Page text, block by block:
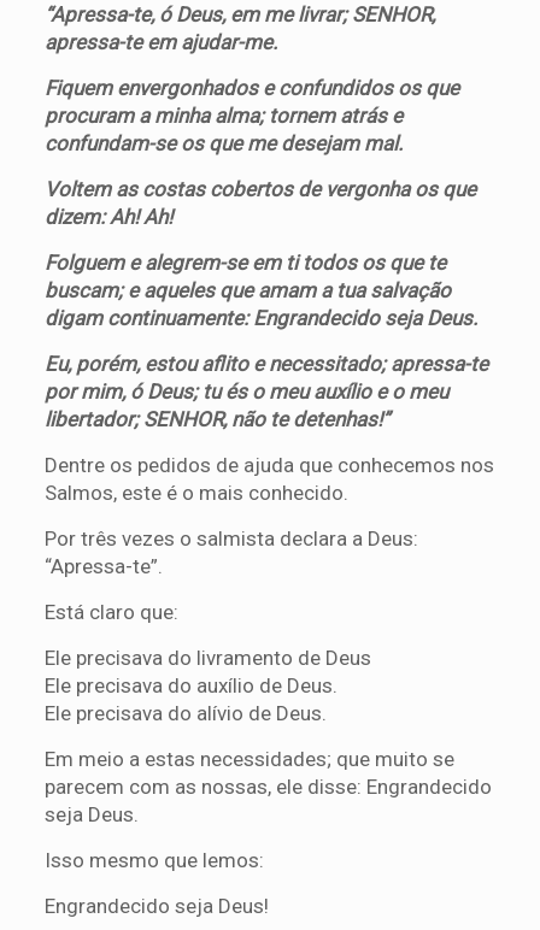
“Apressa-te, ó Deus, em me livrar; SENHOR,
apressa-te em ajudar-me.
Fiquem envergonhados e confundidos os que
procuram a minha alma; tornem atrás e
confundam-se os que me desejam mal.
Voltem as costas cobertos de vergonha os que
dizem: Ah! Ah!
Folguem e alegrem-se em ti todos os que te
buscam; e aqueles que amam a tua salvação
digam continuamente: Engrandecido seja Deus.
Eu, porém, estou aflito e necessitado; apressa-te
por mim, ó Deus; tu és o meu auxílio e o meu
libertador; SENHOR, não te detenhas!”
Dentre os pedidos de ajuda que conhecemos nos
Salmos, este é o mais conhecido.
Por três vezes o salmista declara a Deus:
“Apressa-te”.
Está claro que:
Ele precisava do livramento de Deus
Ele precisava do auxílio de Deus.
Ele precisava do alívio de Deus.
Em meio a estas necessidades; que muito se
parecem com as nossas, ele disse: Engrandecido
seja Deus.
Isso mesmo que lemos:
Engrandecido seja Deus!